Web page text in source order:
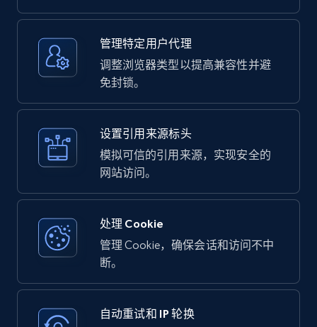
管理特定用户代理
调整浏览器类型以提高兼容性并避
免封锁。
设置引用来源标头
模拟可信的引用来源，实现安全的
网站访问。
处理 Cookie
管理 Cookie，确保会话和访问不中
断。
自动重试和 IP 轮换